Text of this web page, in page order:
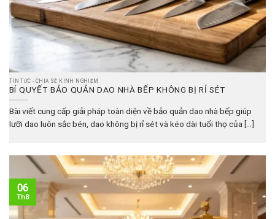
TIN TỨC - CHIA SẺ KINH NGHIỆM
BÍ QUYẾT BẢO QUẢN DAO NHÀ BẾP KHÔNG BỊ RỈ SÉT
Bài viết cung cấp giải pháp toàn diện về bảo quản dao nhà bếp giúp
lưỡi dao luôn sắc bén, dao không bị rỉ sét và kéo dài tuổi thọ của [...]
06
Th8